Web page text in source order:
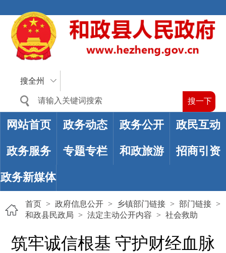
搜全州
网站首页 政务动态 政务公开 政民互动
政务服务 专题专栏 和政旅游 招商引资
政务新媒体
首页 > 政府信息公开 > 乡镇部门链接 > 部门链接 >
和政县民政局 > 法定主动公开内容 > 社会救助
​筑牢诚信根基 守护财经血脉